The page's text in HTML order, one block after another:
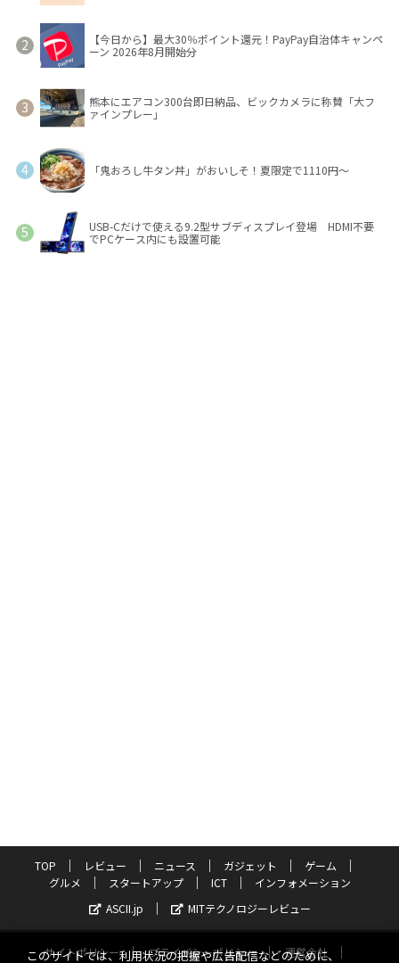
【今日から】最大30％ポイント還元！PayPay自治体キャンペ
ーン 2026年8月開始分
熊本にエアコン300台即日納品、ビックカメラに称賛「大フ
ァインプレー」
「鬼おろし牛タン丼」がおいしそ！夏限定で1110円～
USB-Cだけで使える9.2型サブディスプレイ登場 HDMI不要
でPCケース内にも設置可能
TOP レビュー ニュース ガジェット
ゲーム
グルメ
スタートアップ ICT
インフォメーション
ASCII.jp
MITテクノロジーレビュー
サイトポリシー プライバシーポリシー
運営会社
このサイトでは、利用状況の把握や広告配信などのために、